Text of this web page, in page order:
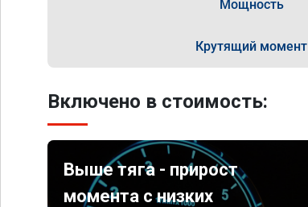
Мощность
Крутящий момент
Включено в стоимость:
Выше тяга - прирост
момента с низких